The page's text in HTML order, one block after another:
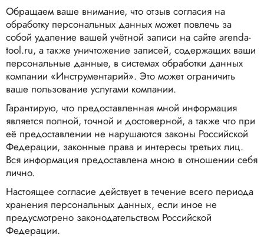
Обращаем ваше внимание, что отзыв согласия на
обработку персональных данных может повлечь за
собой удаление вашей учётной записи на сайте arenda-
tool.ru, а также уничтожение записей, содержащих ваши
персональные данные, в системах обработки данных
компании «Инструментарий». Это может ограничить
ваше пользование услугами компании.
Гарантирую, что предоставленная мной информация
является полной, точной и достоверной, а также что при
её предоставлении не нарушаются законы Российской
Федерации, законные права и интересы третьих лиц.
Вся информация предоставлена мною в отношении себя
лично.
Настоящее согласие действует в течение всего периода
хранения персональных данных, если иное не
предусмотрено законодательством Российской
Федерации.